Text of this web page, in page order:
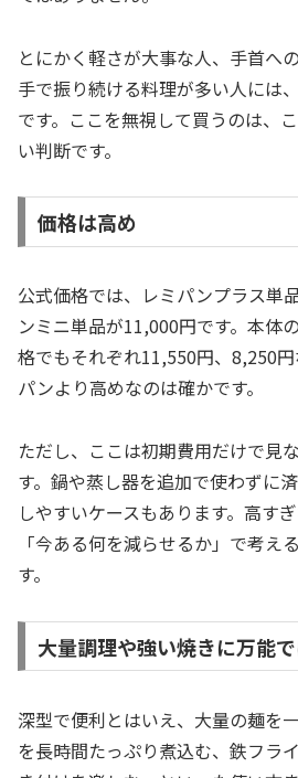
とにかく軽さが大事な人、手首へ
手で振り続ける料理が多い人には
です。ここを無視して買うのは、
い判断です。
価格は高め
公式価格では、レミパンプラス単
ンミニ単品が11,000円です。本体
格でもそれぞれ11,550円、8,250
パンより高めなのは確かです。
ただし、ここは初期費用だけで見
す。鍋や蒸し器を追加で使わずに
しやすいケースもあります。高す
「今ある何を減らせるか」で考え
す。
大量調理や強い焼きに万能
深型で便利とはいえ、大量の麺を
を長時間たっぷり煮込む、鉄フラ